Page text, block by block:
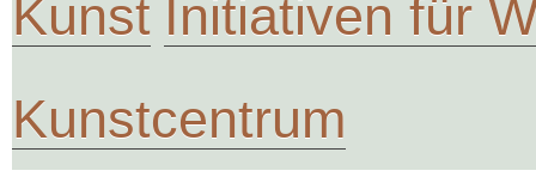
Kunst Initiativen für
Kunstcentrum